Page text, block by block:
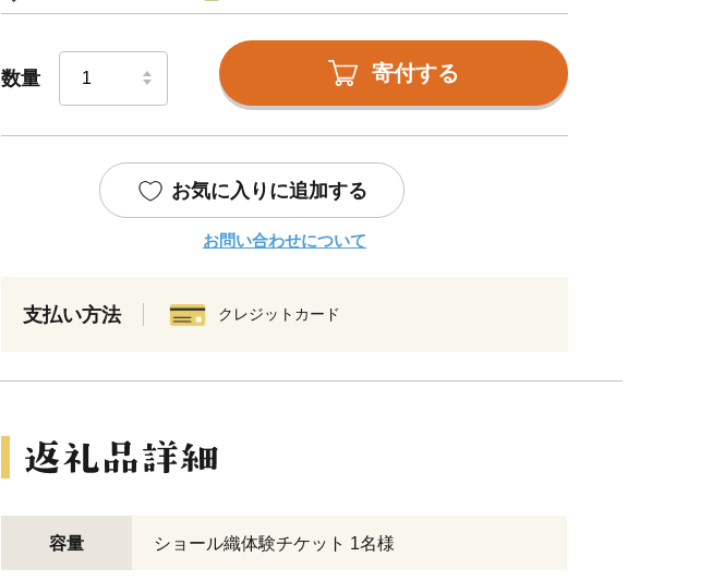
数量 寄付する
お気に入りに追加する
お問い合わせについて
支払い方法 クレジットカード
容量 ショール織体験チケット 1名様